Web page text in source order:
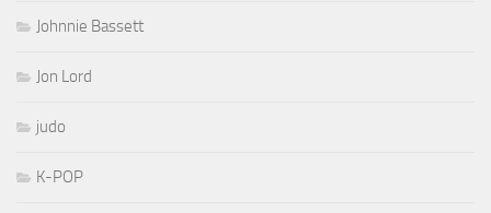
Johnnie Bassett
Jon Lord
judo
K-POP